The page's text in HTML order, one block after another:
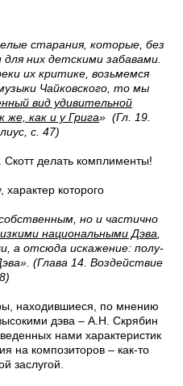
старания, которые, без
них детскими забавами.
их критике, возьмемся
Чайковского, то мы
вид удивительной
как и у Грига» (Гл. 19.
с. 47)
делать комплименты!
характер которого
но и частично
национальными Дэва
а отсюда искажение: полу-
(Глава 14. Воздействие
находившиеся, по мнению
дэва – А.Н. Скрябин
нами характеристик
на композиторов – как-то
заслугой.